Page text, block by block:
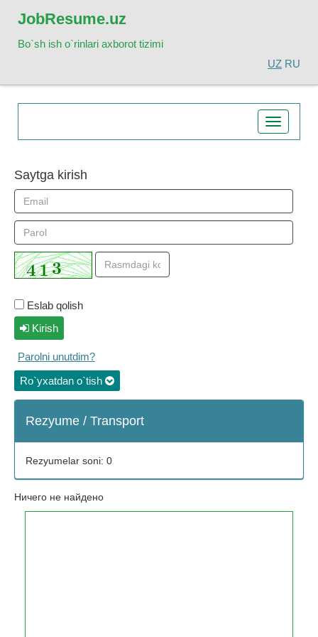
JobResume.uz
Bo`sh ish o`rinlari axborot tizimi
UZ RU
Toggle
navigation
Saytga kirish
Eslab qolish
Kirish
Parolni unutdim?
Ro`yxatdan o`tish
Rezyume / Transport
Rezyumelar soni: 0
Ничего не найдено